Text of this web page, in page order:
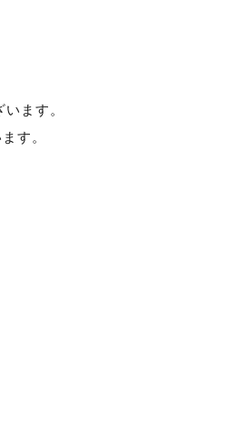
ます。
す。